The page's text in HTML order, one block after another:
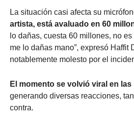
La situación casi afecta su
artista, está avaluado en 60
lo dañas, cuesta 60 millones, no
me lo dañas mano”, expresó Haffit
notablemente molesto por el
El momento se volvió viral en
generando diversas reacciones,
contra.